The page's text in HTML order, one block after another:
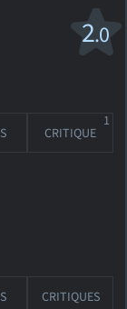
2.0
CRITIQUE
1
CRITIQUES